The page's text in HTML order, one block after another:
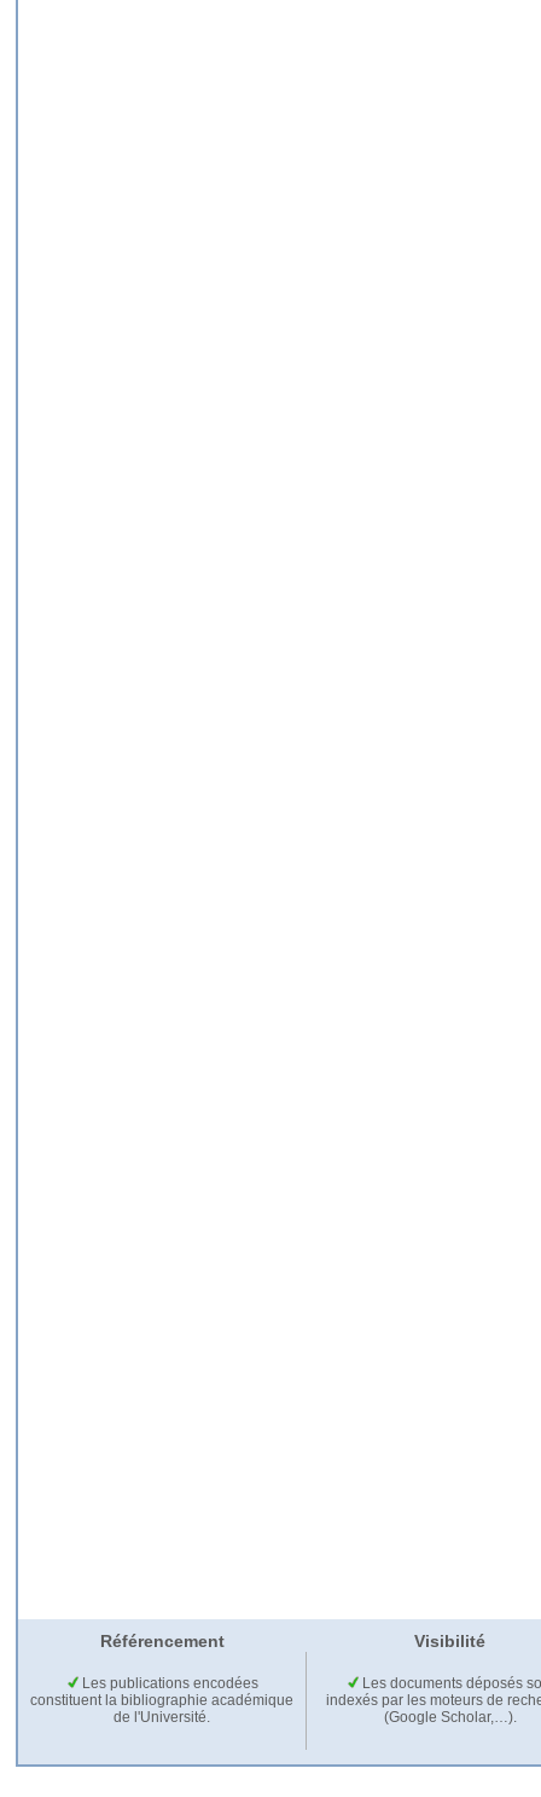
Référencement Visibilité
Les publications encodées
constituent la bibliographie académique
de l'Université.
Les documents déposés
indexés par les moteurs de
(Google Scholar,…).